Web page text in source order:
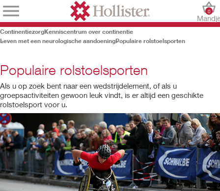
0
ContinentiezorgKenniscentrum over continentie
Leven met een neurologische aandoeningPopulaire rolstoelsporten
Populaire rolstoelsporten
Als u op zoek bent naar een wedstrijdelement, of als u
groepsactiviteiten gewoon leuk vindt, is er altijd een geschikte
rolstoelsport voor u.